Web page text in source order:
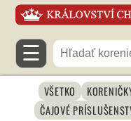
☰
VŠETKO
ČAJOVÉ